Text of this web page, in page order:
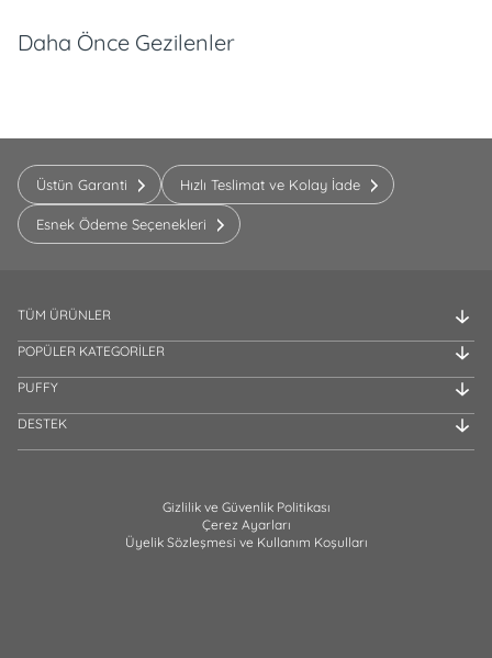
Daha Önce Gezilenler
Üstün Garanti Hızlı Teslimat ve Kolay İade
Esnek Ödeme Seçenekleri
TÜM ÜRÜNLER
POPÜLER KATEGORİLER
PUFFY
DESTEK
Gizlilik ve Güvenlik Politikası
Çerez Ayarları
Üyelik Sözleşmesi ve Kullanım Koşulları